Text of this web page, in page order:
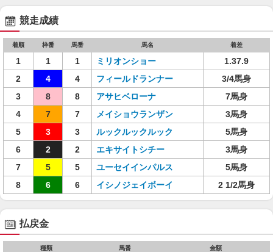
競走成績
着順 枠番 馬番 馬名 着差
1 1 1 ミリオンショー
1.37.9
2
4 4 フィールドランナー
3/4馬身
3
8 8 アサヒベローナ
7馬身
4
7 7 メイショウランザン
3馬身
5
3 3 ルックルックルック
5馬身
6
2 2 エキサイトシチー
3馬身
7
5 5 ユーセイインパルス
5馬身
8
6 6 イシノジェイボーイ 2 1/2馬身
払戻金
種類 馬番 金額